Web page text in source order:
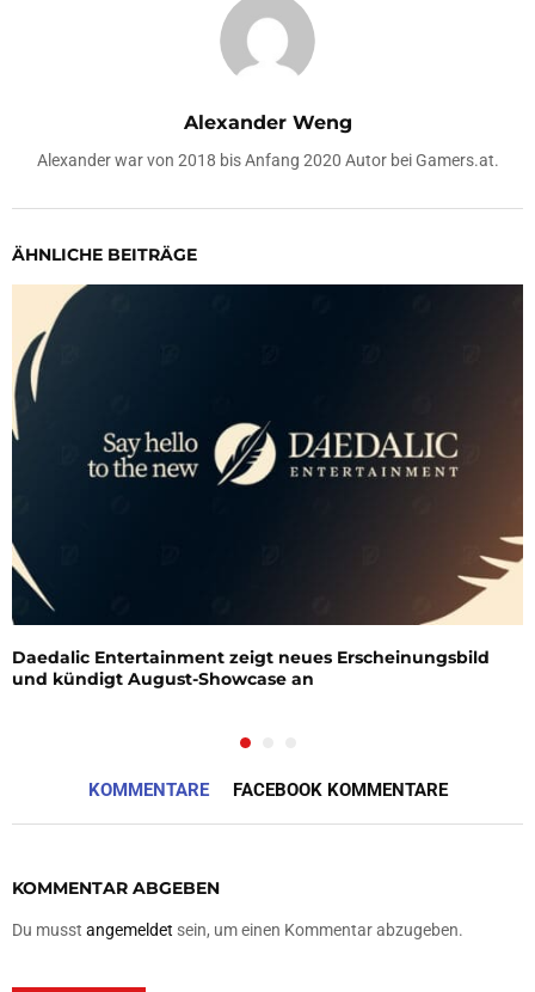
Alexander Weng
Alexander war von 2018 bis Anfang 2020 Autor bei Gamers.at.
ÄHNLICHE BEITRÄGE
Daedalic Entertainment zeigt neues Erscheinungsbild
und kündigt August-Showcase an
KOMMENTARE FACEBOOK KOMMENTARE
KOMMENTAR ABGEBEN
Du musst angemeldet sein, um einen Kommentar abzugeben.